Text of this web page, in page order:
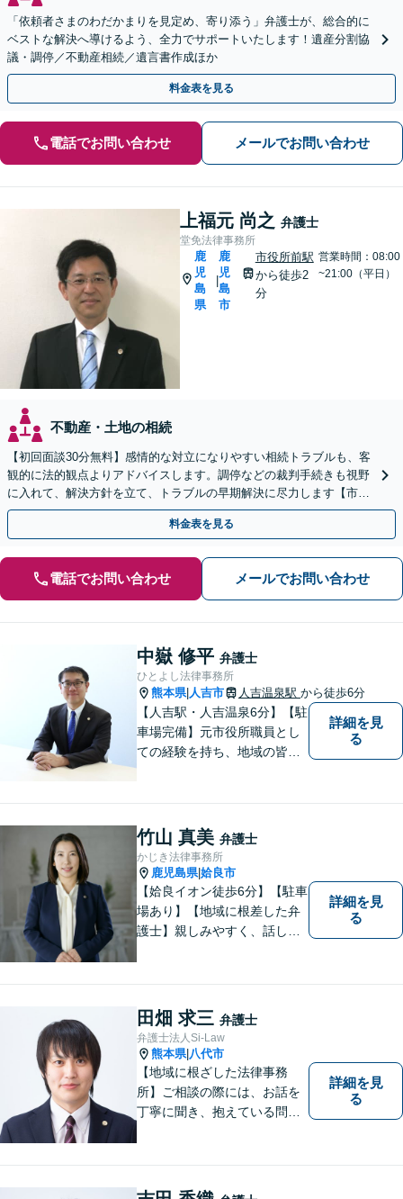
「依頼者さまのわだかまりを見定め、寄り添う」弁護士が、総合的に
ベストな解決へ導けるよう、全力でサポートいたします！遺産分割協
議・調停／不動産相続／遺言書作成ほか
料金表を見る
電話でお問い合わせ メールでお問い合わせ
上福元 尚之 弁護士
堂免法律事務所
鹿
児
島
県
|
鹿
児
島
市
市役所前駅
から徒歩2
分
営業時間：08:00
~21:00（平日）
不動産・土地の相続
【初回面談30分無料】感情的な対立になりやすい相続トラブルも、客
観的に法的観点よりアドバイスします。調停などの裁判手続きも視野
に入れて、解決方針を立て、トラブルの早期解決に尽力します【市役
所前2分】【休日・夜間面談OK】
料金表を見る
電話でお問い合わせ メールでお問い合わせ
中嶽 修平 弁護士
ひとよし法律事務所
熊本県| 人吉市 人吉温泉駅 から徒歩6分
【人吉駅・人吉温泉6分】【駐
車場完備】元市役所職員とし
ての経験を持ち、地域の皆さ
懇切丁寧に対応し、解決を目
指します【LINE対応】
詳細を見
る
竹山 真美 弁護士
かじき法律事務所
鹿児島県|姶良市
【姶良イオン徒歩6分】【駐車
場あり】【地域に根差した弁
護士】親しみやすく、話しや
す。離婚問題／相続問題／借
金問題／交通事故など、幅広
く対応可能。お悩みの方は、
お気軽にご相談ください。
詳細を見
る
田畑 求三 弁護士
弁護士法人Si-Law
熊本県| 八代市
【地域に根ざした法律事務
所】ご相談の際には、お話を
丁寧に聞き、抱えている問題
をご提案できるよう心がけて
います。 1人で悩まず、お気
詳細を見
る